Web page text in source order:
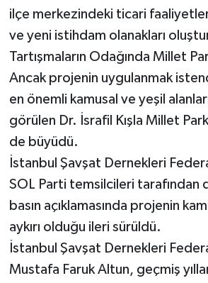
ilçe merkezindeki ticari
ve yeni istihdam olanakları
Tartışmaların Odağında Millet
Ancak projenin uygulanmak
en önemli kamusal ve yeşil
görülen Dr. İsrafil Kışla Millet
de büyüdü.
İstanbul Şavşat Dernekleri
SOL Parti temsilcileri tarafından
basın açıklamasında projenin
aykırı olduğu ileri sürüldü.
İstanbul Şavşat Dernekleri
Mustafa Faruk Altun, geçmiş